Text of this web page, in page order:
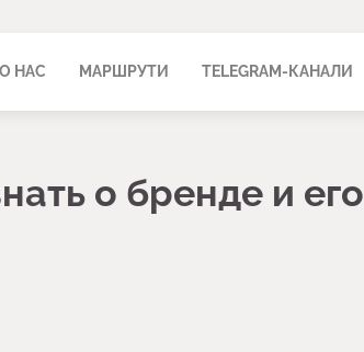
НАС МАРШРУТИ TELEGRAM-КАНАЛИ
о бренде и его